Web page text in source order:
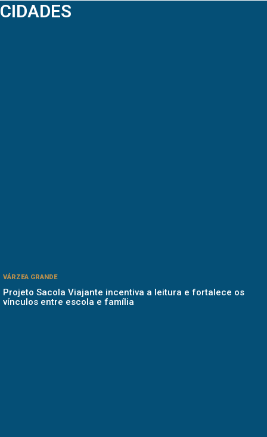
CIDADES
VÁRZEA GRANDE
Projeto Sacola Viajante incentiva a leitura e fortalece os
vínculos entre escola e família